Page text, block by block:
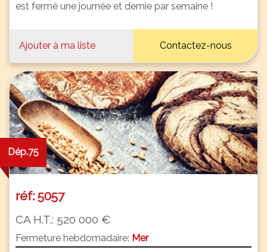
est fermé une journée et demie par semaine !
Ajouter à ma liste Contactez-nous
Dép.75
réf: 5057
CA H.T.: 520 000 €
Fermeture hebdomadaire: Mer